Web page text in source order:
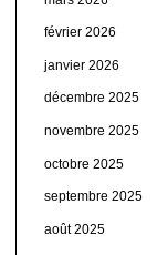
février 2026
janvier 2026
décembre 2025
novembre 2025
octobre 2025
septembre 2025
août 2025